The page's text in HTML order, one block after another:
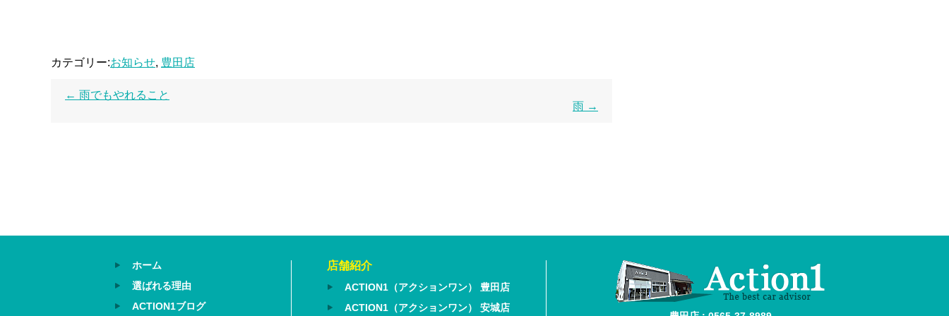
カテゴリー:お知らせ, 豊田店
← 雨でもやれること
雨 →
ホーム
選ばれる理由
ACTION1ブログ
店舗紹介
ACTION1（アクションワン） 豊田店
ACTION1（アクションワン） 安城店